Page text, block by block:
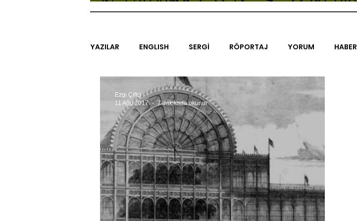
YAZILAR ENGLISH SERGİ RÖPORTAJ YORUM HABER
ARAŞTIRMA BİENAL TASARIM ÇALIŞMA
EGZERSİZLER YEL TOZ PORTRELER ON SORULUK SOHBETLER
#GEÇMİŞTEBUGÜN XXY ODAK: RESİM KIVRIM
SINIRSIZ ZİYARETLER
Ezgi Çiftçi
11 Ağu 2017
7 dakikada okunur